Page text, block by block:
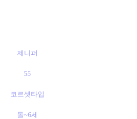
제니퍼
55
코르셋타입
돌~6세